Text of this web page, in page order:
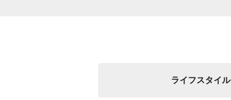
ライフスタイル